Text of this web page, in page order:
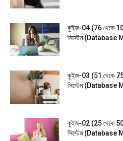
কুইজ-04 (76 থেকে 100)
সিস্টেম
কুইজ-03 (51 থেকে 75)
সিস্টেম
কুইজ-02 (25 থেকে 50)
সিস্টেম